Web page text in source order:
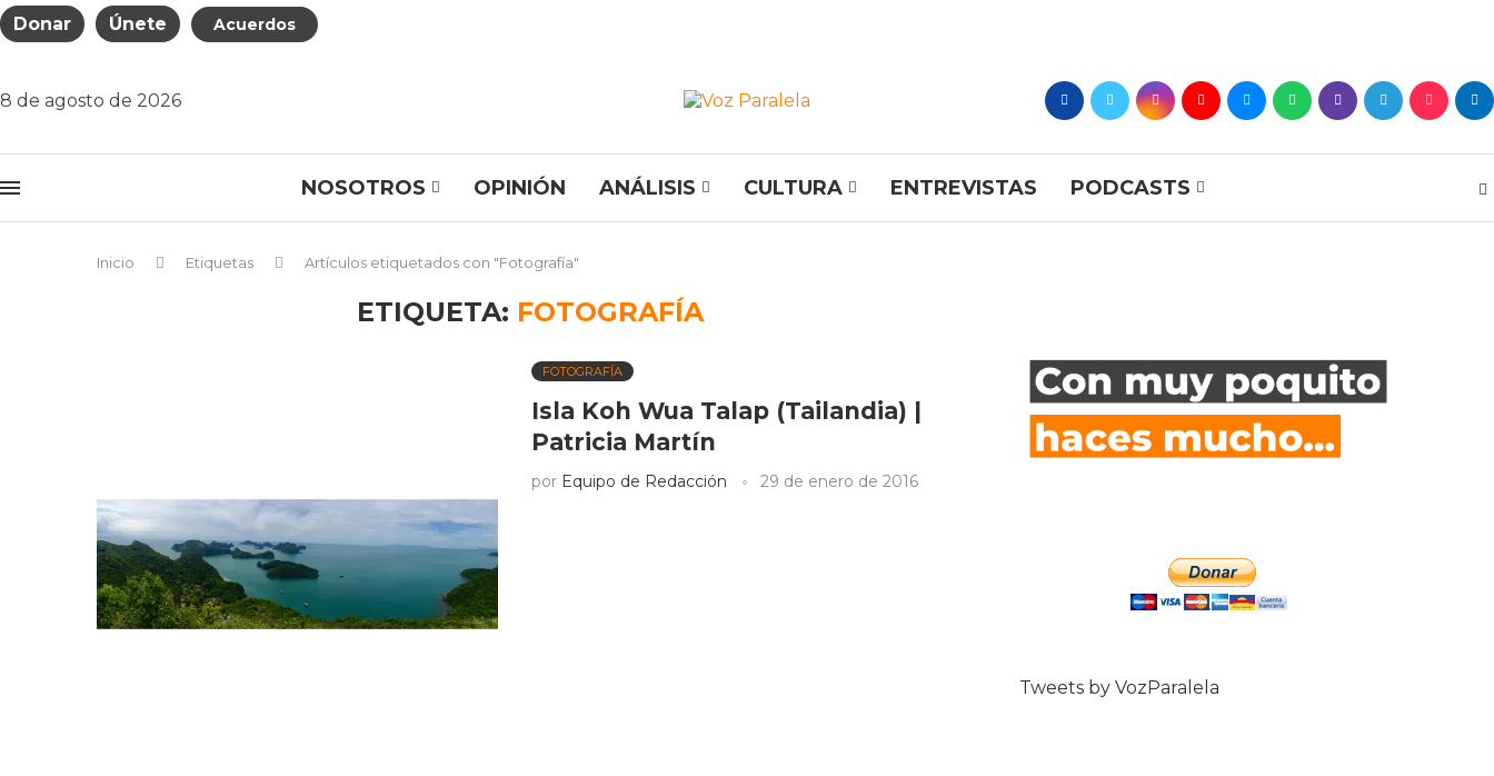
Donar Únete Acuerdos
8 de agosto de 2026
NOSOTROS OPINIÓN ANÁLISIS CULTURA ENTREVISTAS PODCASTS
Inicio Etiquetas Artículos etiquetados con "Fotografía"
ETIQUETA: FOTOGRAFÍA
FOTOGRAFÍA
Isla Koh Wua Talap (Tailandia) |
Patricia Martín
por Equipo de Redacción 29 de enero de 2016
Tweets by VozParalela